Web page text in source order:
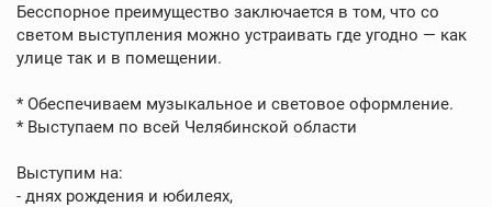
Бесспорное преимущество заключается в том, что со
светом выступления можно устраивать где угодно — как
улице так и в помещении.
* Обеспечиваем музыкальное и световое оформление.
* Выступаем по всей Челябинской области
Выступим на:
- днях рождения и юбилеях,